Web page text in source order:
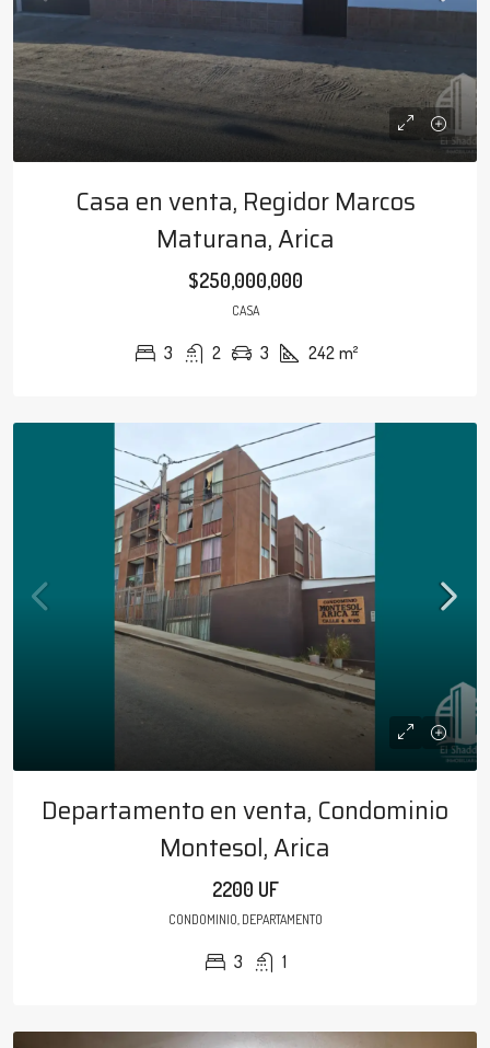
Casa en venta, Regidor Marcos
Maturana, Arica
$250,000,000
CASA
3 2 3 242 m²
Departamento en venta, Condominio
Montesol, Arica
2200 UF
CONDOMINIO, DEPARTAMENTO
3 1